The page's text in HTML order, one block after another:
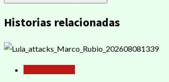
Historias relacionadas